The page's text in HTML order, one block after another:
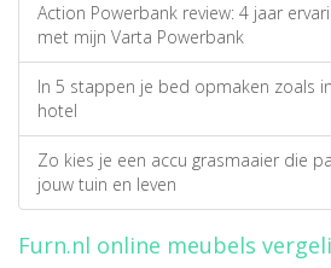
Action Powerbank review: 4 jaar
met mijn Varta Powerbank
In 5 stappen je bed opmaken zoals
hotel
Zo kies je een accu grasmaaier die
jouw tuin en leven
Furn.nl online meubels